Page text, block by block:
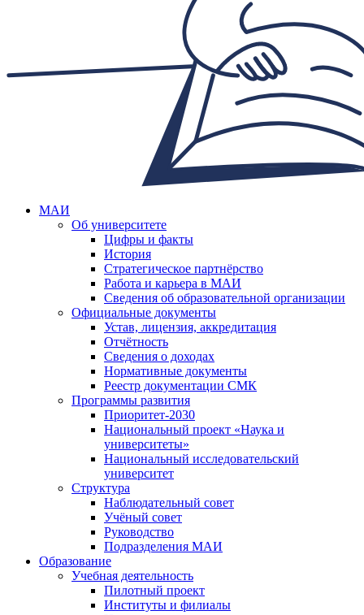
МАИ
Об университете
Цифры и факты
История
Стратегическое партнёрство
Работа и карьера в МАИ
Сведения об образовательной организации
Официальные документы
Устав, лицензия, аккредитация
Отчётность
Сведения о доходах
Нормативные документы
Реестр документации СМК
Программы развития
Приоритет-2030
Национальный проект «Наука и
университеты»
Национальный исследовательский
университет
Структура
Наблюдательный совет
Учёный совет
Руководство
Подразделения МАИ
Образование
Учебная деятельность
Пилотный проект
Институты и филиалы